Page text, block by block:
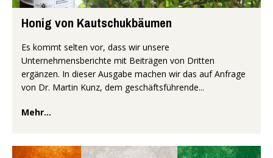
Honig von Kautschukbäumen
Es kommt selten vor, dass wir unsere
Unternehmensberichte mit Beiträgen von Dritten
ergänzen. In dieser Ausgabe machen wir das auf Anfrage
von Dr. Martin Kunz, dem geschäftsführende...
Mehr...